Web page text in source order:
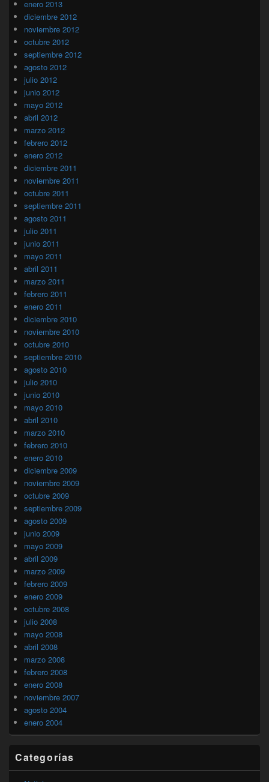
enero 2013
diciembre 2012
noviembre 2012
octubre 2012
septiembre 2012
agosto 2012
julio 2012
junio 2012
mayo 2012
abril 2012
marzo 2012
febrero 2012
enero 2012
diciembre 2011
noviembre 2011
octubre 2011
septiembre 2011
agosto 2011
julio 2011
junio 2011
mayo 2011
abril 2011
marzo 2011
febrero 2011
enero 2011
diciembre 2010
noviembre 2010
octubre 2010
septiembre 2010
agosto 2010
julio 2010
junio 2010
mayo 2010
abril 2010
marzo 2010
febrero 2010
enero 2010
diciembre 2009
noviembre 2009
octubre 2009
septiembre 2009
agosto 2009
junio 2009
mayo 2009
abril 2009
marzo 2009
febrero 2009
enero 2009
octubre 2008
julio 2008
mayo 2008
abril 2008
marzo 2008
febrero 2008
enero 2008
noviembre 2007
agosto 2004
enero 2004
Categorías